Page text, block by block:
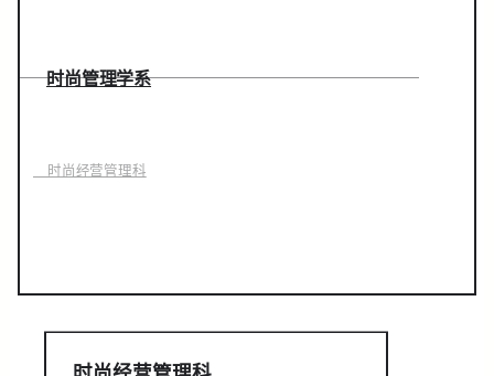
时尚管理学系
时尚经营管理科